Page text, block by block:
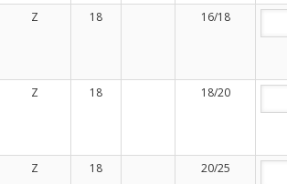
Z 18 16/18
Z 18 18/20
Z 18 20/25